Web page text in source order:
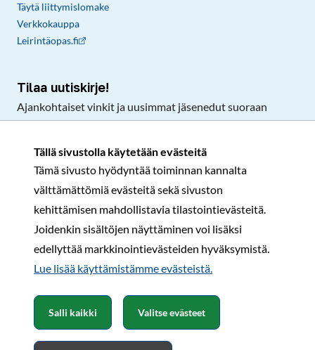
Tällä sivustolla käytetään evästeitä
Tämä sivusto hyödyntää toiminnan kannalta
välttämättömiä evästeitä sekä sivuston
kehittämisen mahdollistavia tilastointievästeitä.
Joidenkin sisältöjen näyttäminen voi lisäksi
edellyttää markkinointievästeiden hyväksymistä.
Lue lisää käyttämistämme evästeistä.​​​​​​
Salli kaikki Valitse evästeet
Täytä liittymislomake
Verkkokauppa
Leirintäopas.fi
Tilaa uutiskirje!
Ajankohtaiset vinkit ja uusimmat jäsenedut suoraan
Rekisteri- ja tietosuojaselosteSopimusehdot